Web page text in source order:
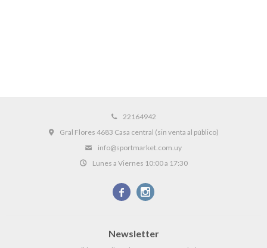
22164942
Gral Flores 4683 Casa central (sin venta al público)
info@sportmarket.com.uy
Lunes a Viernes 10:00 a 17:30
 
Newsletter